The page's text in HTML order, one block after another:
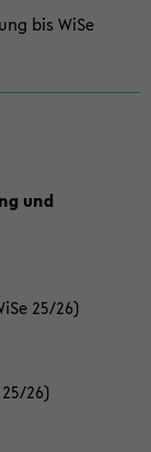
bis WiSe
und
25/26)
26)